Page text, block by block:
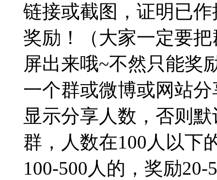
链接或截图，证明已
奖励！（大家一定要
屏出来哦~不然只能奖
一个群或微博或网站
显示分享人数，否则
群，人数在100人以下
100-500人的，奖励